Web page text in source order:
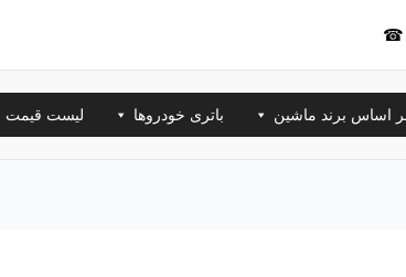
☎
اساس برند ماشین باتری خودروها لیست قیمت